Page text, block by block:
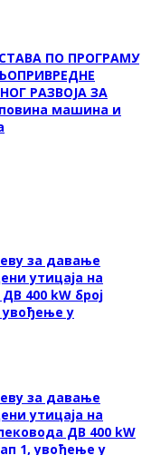
ПО ПРОГРАМУ
РАЗВОЈА ЗА
машина и
за давање
утицаја на
400 kW број
у
за давање
утицаја на
ДВ 400 kW
1, увођење у